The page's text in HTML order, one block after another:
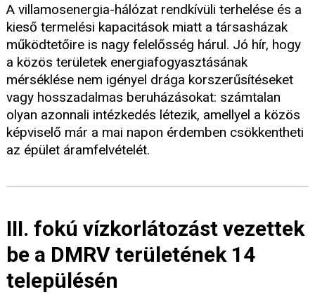
A villamosenergia-hálózat rendkívüli terhelése és a
kieső termelési kapacitások miatt a társasházak
működtetőire is nagy felelősség hárul. Jó hír, hogy
a közös területek energiafogyasztásának
mérséklése nem igényel drága korszerűsítéseket
vagy hosszadalmas beruházásokat: számtalan
olyan azonnali intézkedés létezik, amellyel a közös
képviselő már a mai napon érdemben csökkentheti
az épület áramfelvételét.
III. fokú vízkorlátozást vezettek
be a DMRV területének 14
településén